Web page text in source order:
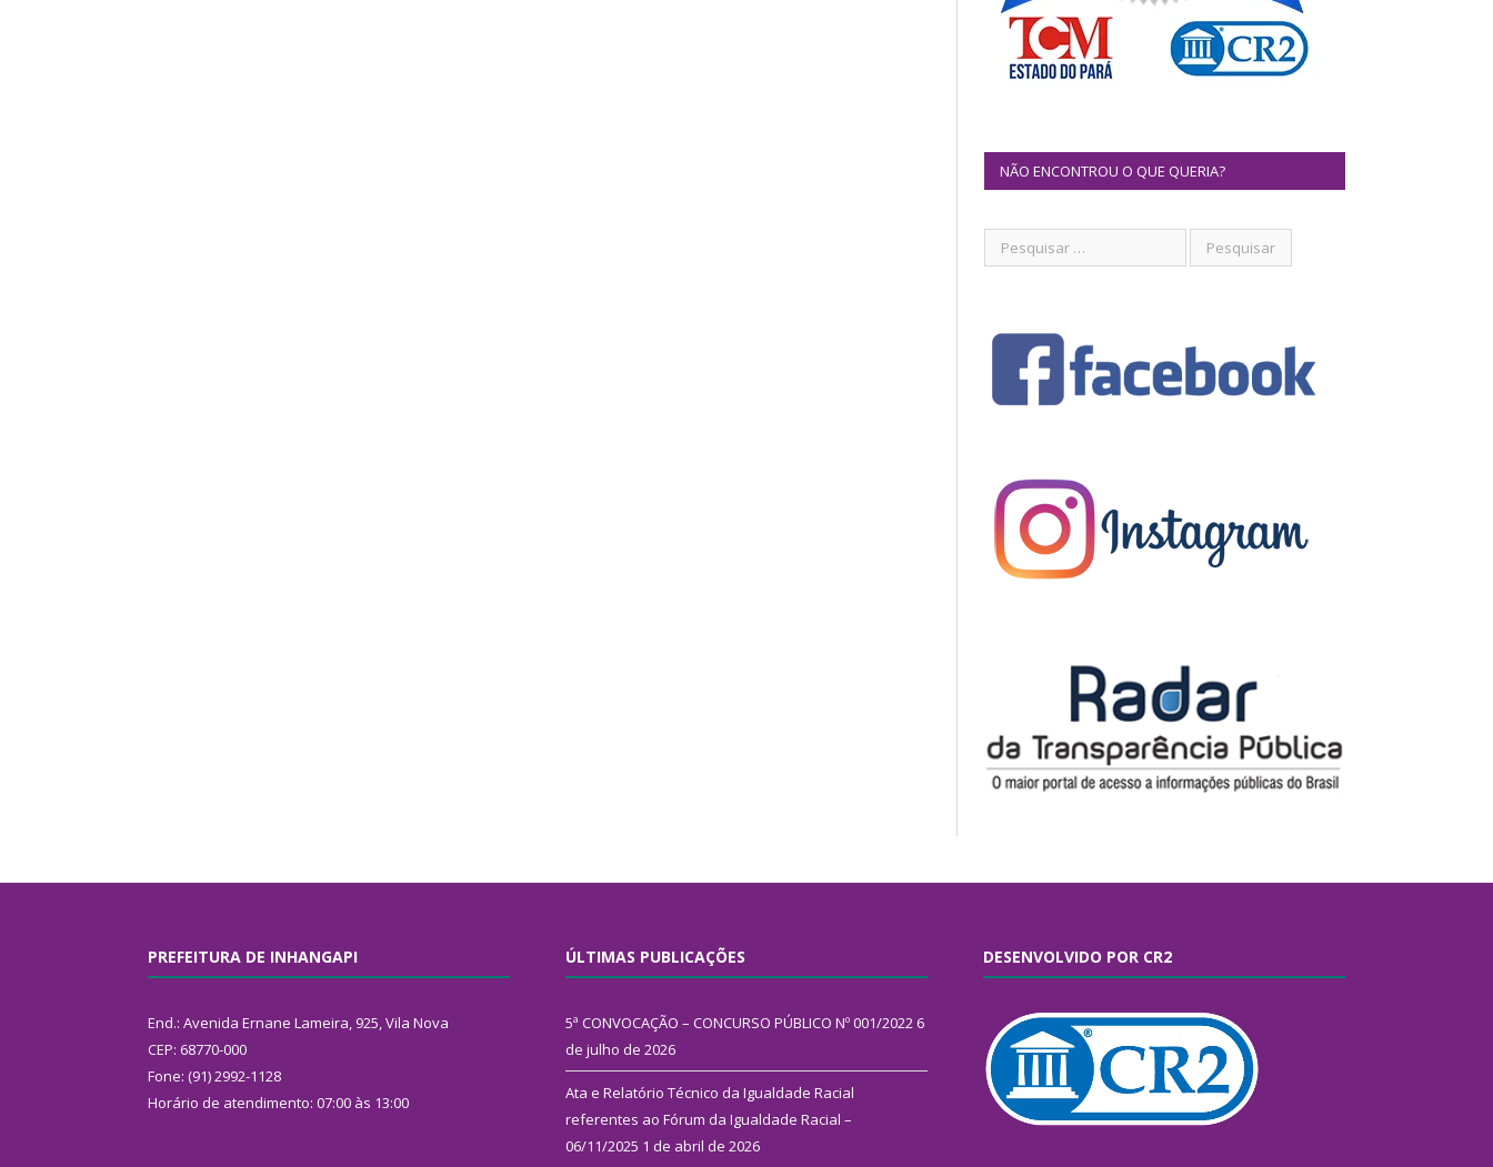
NÃO ENCONTROU O QUE QUERIA?
PREFEITURA DE INHANGAPI
End.: Avenida Ernane Lameira, 925, Vila Nova
CEP: 68770-000
Fone: (91) 2992-1128
Horário de atendimento: 07:00 às 13:00
ÚLTIMAS PUBLICAÇÕES
5ª CONVOCAÇÃO – CONCURSO PÚBLICO Nº 001/2022 6
de julho de 2026
Ata e Relatório Técnico da Igualdade Racial
referentes ao Fórum da Igualdade Racial –
06/11/2025 1 de abril de 2026
DESENVOLVIDO POR CR2